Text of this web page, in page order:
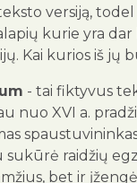
versiją,
kurie yra dar
Kai kurios iš jų
- tai fiktyvus
nuo XVI a.
raidžių
bet ir